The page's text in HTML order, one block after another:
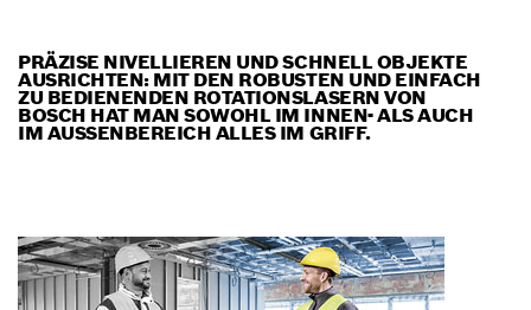
PRÄZISE NIVELLIEREN UND SCHNELL OBJEKTE
AUSRICHTEN: MIT DEN ROBUSTEN UND EINFACH
ZU BEDIENENDEN ROTATIONSLASERN VON
BOSCH HAT MAN SOWOHL IM INNEN- ALS AUCH
IM AUSSENBEREICH ALLES IM GRIFF.